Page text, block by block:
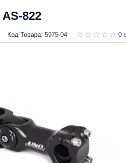
822
Код Товара: 5975-04 0